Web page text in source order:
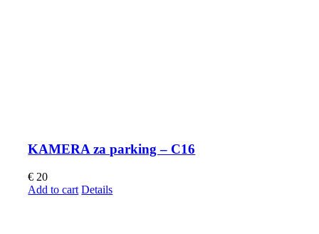
KAMERA za parking – C16
€ 20
Add to cart Details